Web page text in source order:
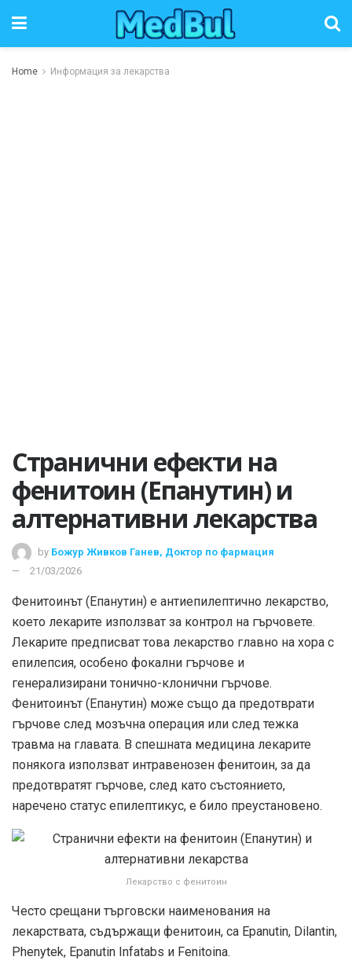
Home Информация за лекарства
Странични ефекти на
фенитоин (Епанутин) и
алтернативни лекарства
by Божур Живков Ганев, Доктор по фармация
21/03/2026
Фенитоинът (Епанутин) е антиепилептично лекарство,
което лекарите използват за контрол на гърчовете.
Лекарите предписват това лекарство главно на хора с
епилепсия, особено фокални гърчове и
генерализирани тонично-клонични гърчове.
Фенитоинът (Епанутин) може също да предотврати
гърчове след мозъчна операция или след тежка
травма на главата. В спешната медицина лекарите
понякога използват интравенозен фенитоин, за да
предотвратят гърчове, след като състоянието,
наречено статус епилептикус, е било преустановено.
Лекарство с фенитоин
Често срещани търговски наименования на
лекарствата, съдържащи фенитоин, са Epanutin, Dilantin,
Phenytek, Epanutin Infatabs и Fenitoina.